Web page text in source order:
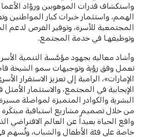
واستكشاف قدرات الموهوبين وروّاد
الهمم، واستثمار خبرات كبار المواطنين
المجتمعية للأسرة، وتوفير الفرص لدعم
وتوظيفهـا في خدمة المجتمع.
وأشاد معاليه بجهود مؤسَّسة التنمية
تعمل وفق رؤية وتوجيهات سمو الشيخة
الإمارات»، الرامية إلى تعزيز الاستقرار
الإيجابية في المجتمع، والاستثمار
البشرية والكوادر المتميزة لمواصلة
من خلال تصميم مشاريع استباقية مبتكَرة
واقع الحياة بعيداً عن العالم الافتراضي
خاصة على فئة الأطفال والشباب، وتُسهم